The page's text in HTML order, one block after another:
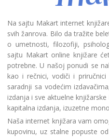
Na sajtu Makart internet
svih žanrova. Bilo da tražite
o umetnosti, filozofiji,
sajtu Makart online knjižare
potrebne. U našoj ponudi se
kao i rečnici, vodiči i priručnici
saradnji sa vodećim
izdanja i sve aktuelne
kapitalna izdanja, izuzetne
Naša internet knjižara vam
kupovinu, uz stalne popuste